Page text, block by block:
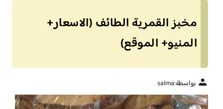
مخبز القمرية الطائف (الاسعار+
المنيو+ الموقع)
بواسطة:salma